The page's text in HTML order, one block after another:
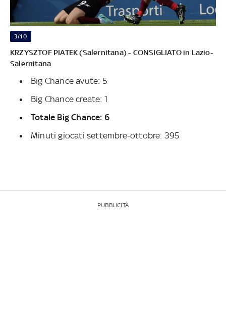
3/10
KRZYSZTOF PIATEK (Salernitana) - CONSIGLIATO in Lazio-
Salernitana
Big Chance avute: 5
Big Chance create: 1
Totale Big Chance: 6
Minuti giocati settembre-ottobre: 395
PUBBLICITÀ